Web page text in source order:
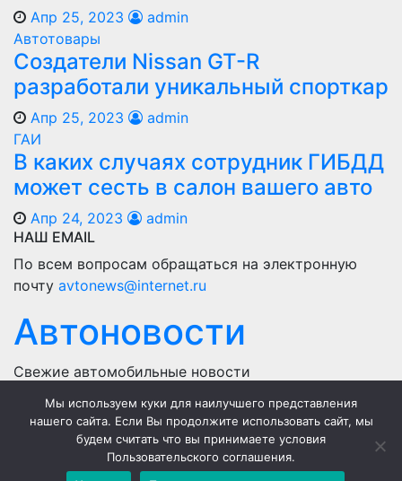
Апр 25, 2023
admin
Автотовары
Создатели Nissan GT-R
разработали уникальный спорткар
Апр 25, 2023
admin
ГАИ
В каких случаях сотрудник ГИБДД
может сесть в салон вашего авто
Апр 24, 2023
admin
НАШ EMAIL
По всем вопросам обращаться на электронную
почту avtonews@internet.ru
Автоновости
Свежие автомобильные новости
Home
Политика конфиденциальности
Пользовательское соглашение
Мы используем куки для наилучшего представления
нашего сайта. Если Вы продолжите использовать сайт, мы
будем считать что вы принимаете условия
Пользовательского соглашения.